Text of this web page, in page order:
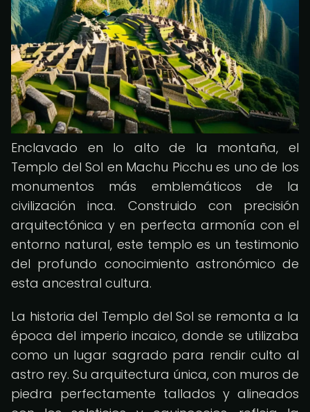
Enclavado en lo alto de la montaña, el
Templo del Sol en Machu Picchu es uno de los
monumentos más emblemáticos de la
civilización inca. Construido con precisión
arquitectónica y en perfecta armonía con el
entorno natural, este templo es un testimonio
del profundo conocimiento astronómico de
esta ancestral cultura.
La historia del Templo del Sol se remonta a la
época del imperio incaico, donde se utilizaba
como un lugar sagrado para rendir culto al
astro rey. Su arquitectura única, con muros de
piedra perfectamente tallados y alineados